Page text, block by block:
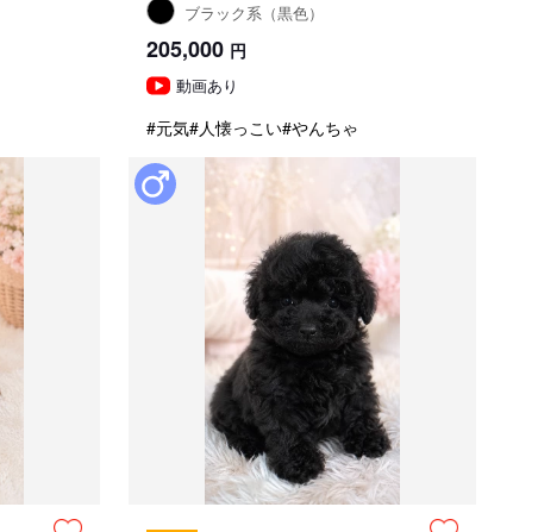
ブラック系（黒色）
205,000 円
動画あり
#元気#人懐っこい#やんちゃ